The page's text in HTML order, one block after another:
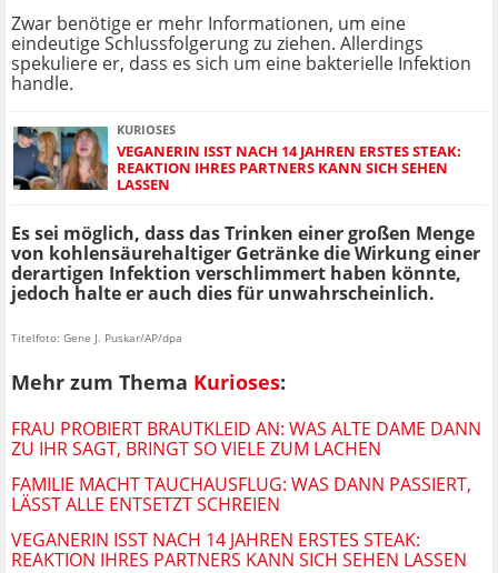
Zwar benötige er mehr Informationen, um eine
eindeutige Schlussfolgerung zu ziehen. Allerdings
spekuliere er, dass es sich um eine bakterielle Infektion
handle.
KURIOSES
VEGANERIN ISST NACH 14 JAHREN ERSTES STEAK:
REAKTION IHRES PARTNERS KANN SICH SEHEN
LASSEN
Es sei möglich, dass das Trinken einer großen Menge
von kohlensäurehaltiger Getränke die Wirkung einer
derartigen Infektion verschlimmert haben könnte,
jedoch halte er auch dies für unwahrscheinlich.
Titelfoto: Gene J. Puskar/AP/dpa
Mehr zum Thema Kurioses:
FRAU PROBIERT BRAUTKLEID AN: WAS ALTE DAME DANN
ZU IHR SAGT, BRINGT SO VIELE ZUM LACHEN
FAMILIE MACHT TAUCHAUSFLUG: WAS DANN PASSIERT,
LÄSST ALLE ENTSETZT SCHREIEN
VEGANERIN ISST NACH 14 JAHREN ERSTES STEAK:
REAKTION IHRES PARTNERS KANN SICH SEHEN LASSEN